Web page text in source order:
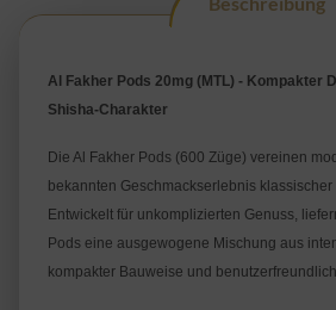
Al Fakher Pods 20mg (MTL) - Kompakter
Shisha-Charakter
Die Al Fakher Pods (600 Züge) vereinen
bekannten Geschmackserlebnis
Entwickelt für unkomplizierten Genuss,
Pods eine ausgewogene Mischung aus
kompakter Bauweise und